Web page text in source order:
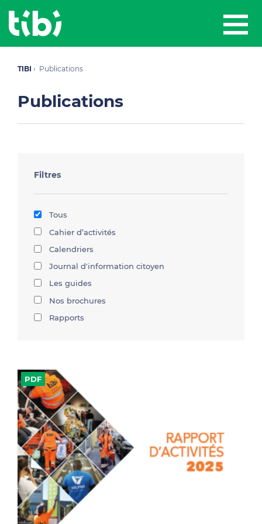
TIBI Publications
Publications
Filtres
Tous
Cahier d’activités
Calendriers
Journal d'information citoyen
Les guides
Nos brochures
Rapports
PDF